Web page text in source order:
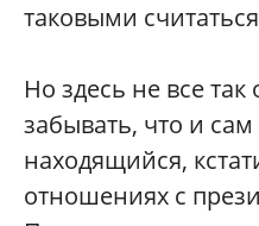
таковыми
Но здесь не все
забывать, что и
находящийся,
отношениях с